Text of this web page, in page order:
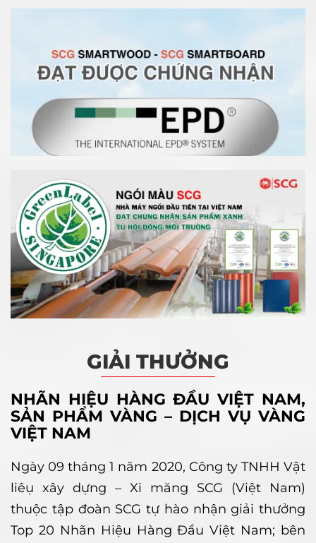
GIẢI THƯỞNG
NHÃN HIỆU HÀNG ĐẦU VIỆT NAM,
SẢN PHẨM VÀNG – DỊCH VỤ VÀNG
VIỆT NAM
Ngày 09 tháng 1 năm 2020, Công ty TNHH Vật
liêụ xây dựng – Xi măng SCG (Việt Nam)
thuộc tập đoàn SCG tự hào nhận giải thưởng
Top 20 Nhãn Hiệu Hàng Đầu Việt Nam; bên